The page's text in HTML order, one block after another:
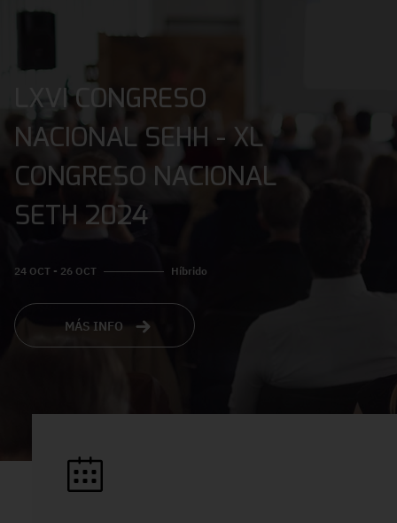
LXVI CONGRESO
NACIONAL SEHH - XL
CONGRESO NACIONAL
SETH 2024
24 OCT - 26 OCT Híbrido
MÁS INFO